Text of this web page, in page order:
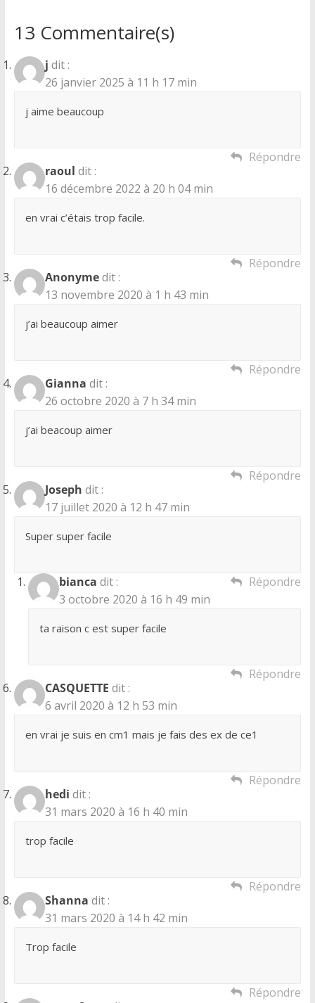
13 Commentaire(s)
j dit :
26 janvier 2025 à 11 h 17 min
j aime beaucoup
Répondre
raoul dit :
16 décembre 2022 à 20 h 04 min
en vrai c’étais trop facile.
Répondre
Anonymedit :
13 novembre 2020 à 1 h 43 min
j’ai beaucoup aimer
Répondre
Gianna dit :
26 octobre 2020 à 7 h 34 min
j’ai beacoup aimer
Répondre
Joseph dit :
17 juillet 2020 à 12 h 47 min
Super super facile
Répondre
bianca dit :
3 octobre 2020 à 16 h 49 min
ta raison c est super facile
Répondre
CASQUETTE dit :
6 avril 2020 à 12 h 53 min
en vrai je suis en cm1 mais je fais des ex de ce1
Répondre
hedi dit :
31 mars 2020 à 16 h 40 min
trop facile
Répondre
Shanna dit :
31 mars 2020 à 14 h 42 min
Trop facile
Répondre